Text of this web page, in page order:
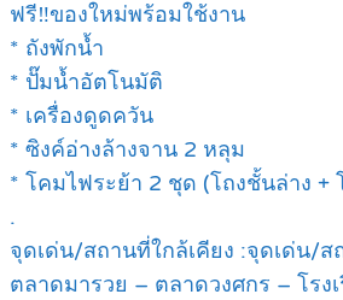
ฟรี‼️ของใหม่พร้อมใช้งาน
* ถังพักน้ำ
* ปั๊มน้ำอัตโนมัติ
* เครื่องดูดควัน
* ซิงค์อ่างล้างจาน 2 หลุม
* โคมไฟระย้า 2 ชุด (โถงชั้นล่าง +
.
จุดเด่น/สถานที่ใกล้เคียง :จุดเด่น/ส
ตลาดมารวย – ตลาดวงศกร – โร